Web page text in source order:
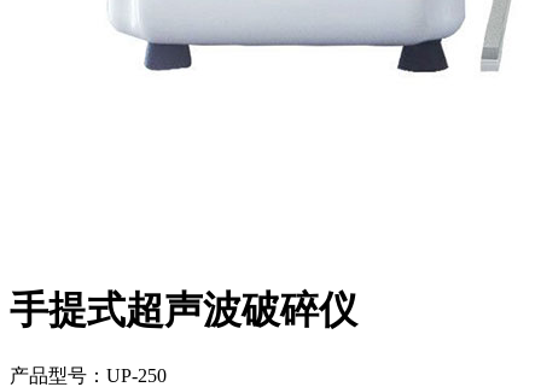
手提式超声波破碎仪
产品型号： UP-250